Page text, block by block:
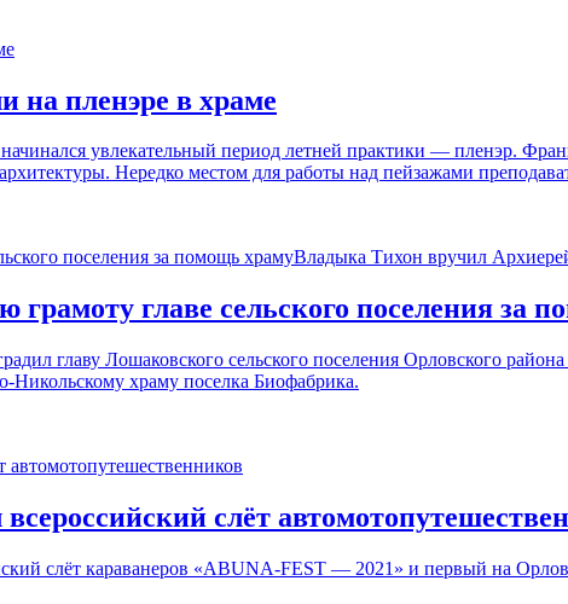
пленэре в храме
увлекательный период летней практики — пленэр.
Нередко местом для работы над пейзажами
главе сельского поселения за
главу Лошаковского сельского поселения Орловского
храму поселка Биофабрика.
слёт
слёт караванеров «ABUNA-FEST — 2021» и первый на